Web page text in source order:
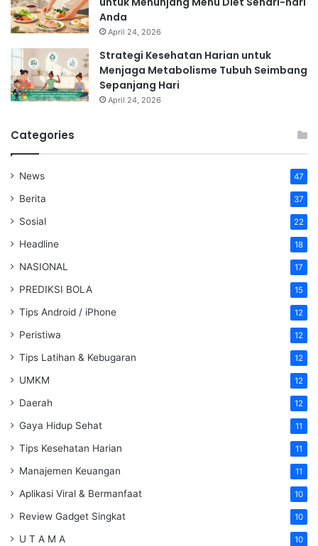
Anda
April 24, 2026
Strategi Kesehatan Harian untuk
Menjaga Metabolisme Tubuh Seimbang
Sepanjang Hari
April 24, 2026
Categories
News 47
Berita 37
Sosial 22
Headline 18
NASIONAL 17
PREDIKSI BOLA 15
Tips Android / iPhone 12
Peristiwa 12
Tips Latihan & Kebugaran 12
UMKM 12
Daerah 12
Gaya Hidup Sehat 11
Tips Kesehatan Harian 11
Manajemen Keuangan 11
Aplikasi Viral & Bermanfaat 10
Review Gadget Singkat 10
U T A M A 10